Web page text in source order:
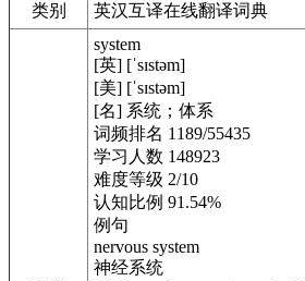
类别
英汉互译在线翻译词典
system
[英] [ˈsɪstəm]
[美] [ˈsɪstəm]
[名] 系统；体系
词频排名 1189/55435
学习人数 148923
难度等级 2/10
认知比例 91.54%
例句
nervous system
神经系统